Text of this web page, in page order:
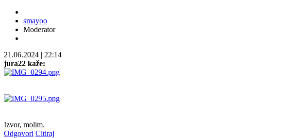
smayoo
Moderator
21.06.2024 | 22:14
jura22 kaže:
Izvor, molim.
Odgovori Citiraj